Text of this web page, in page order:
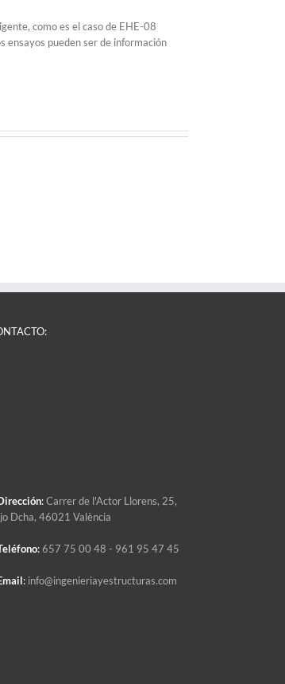
como es el caso de EHE-08
ensayos pueden ser de información
:Carrer de l'Actor Llorens, 25,
Dcha, 46021 València
:657 75 00 48 - 961 95 47 45
: info@ingenieriayestructuras.com